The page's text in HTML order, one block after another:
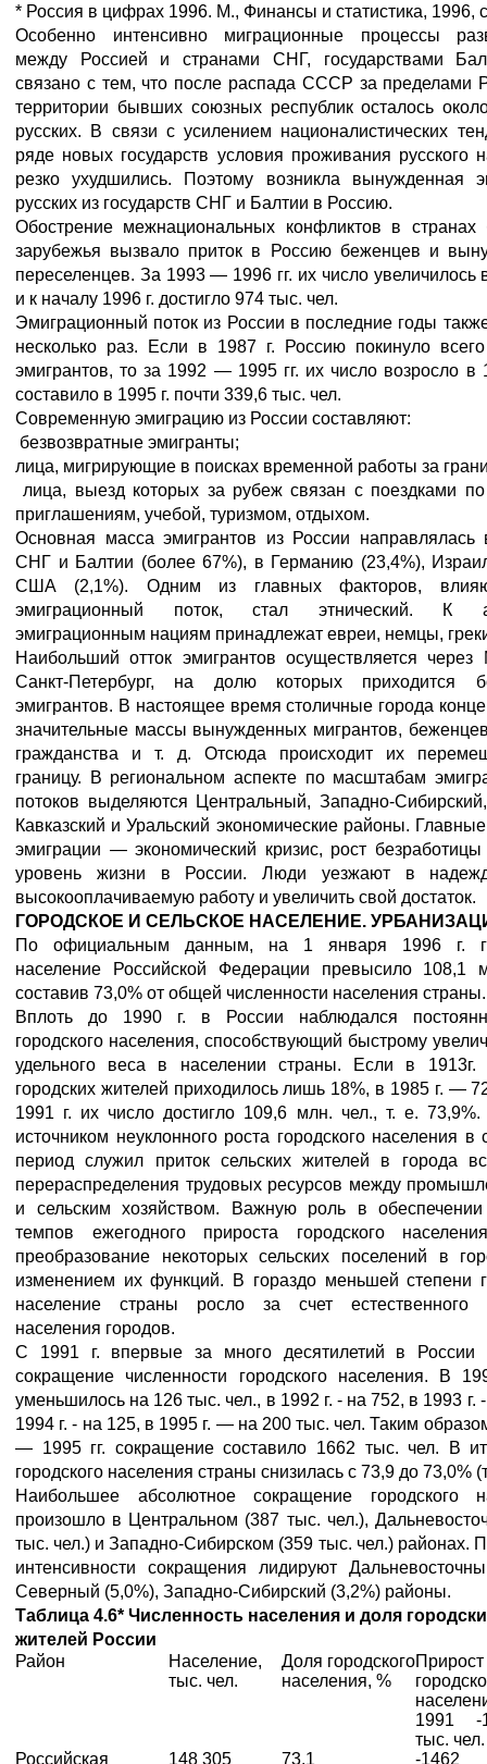
* Россия в цифрах 1996. М., Финансы и статистика, 1996,
Особенно интенсивно миграционные процессы
между Россией и странами СНГ, государствами
связано с тем, что после распада СССР за пределами
территории бывших союзных республик осталось
русских. В связи с усилением националистических
ряде новых государств условия проживания русского
резко ухудшились. Поэтому возникла вынужденная
русских из государств СНГ и Балтии в Россию.
Обострение межнациональных конфликтов в странах
зарубежья вызвало приток в Россию беженцев и
переселенцев. За 1993 — 1996 гг. их число увеличилось
и к началу 1996 г. достигло 974 тыс. чел.
Эмиграционный поток из России в последние годы
несколько раз. Если в 1987 г. Россию покинуло
эмигрантов, то за 1992 — 1995 гг. их число возросло в
составило в 1995 г. почти 339,6 тыс. чел.
Современную эмиграцию из России составляют:
безвозвратные эмигранты;
лица, мигрирующие в поисках временной работы за
лица, выезд которых за рубеж связан с поездками
приглашениям, учебой, туризмом, отдыхом.
Основная масса эмигрантов из России направлялась
СНГ и Балтии (более 67%), в Германию (23,4%),
США (2,1%). Одним из главных факторов,
эмиграционный поток, стал этнический. К
эмиграционным нациям принадлежат евреи, немцы,
Наибольший отток эмигрантов осуществляется через
Санкт-Петербург, на долю которых приходится
эмигрантов. В настоящее время столичные города
значительные массы вынужденных мигрантов,
гражданства и т. д. Отсюда происходит их
границу. В региональном аспекте по масштабам
потоков выделяются Центральный, Западно-
Кавказский и Уральский экономические районы.
эмиграции — экономический кризис, рост
уровень жизни в России. Люди уезжают в
высокооплачиваемую работу и увеличить свой достаток.
ГОРОДСКОЕ И СЕЛЬСКОЕ НАСЕЛЕНИЕ.
По официальным данным, на 1 января 1996 г.
население Российской Федерации превысило 108,1
составив 73,0% от общей численности населения страны.
Вплоть до 1990 г. в России наблюдался
городского населения, способствующий быстрому
удельного веса в населении страны. Если в
городских жителей приходилось лишь 18%, в 1985 г. —
1991 г. их число достигло 109,6 млн. чел., т. е.
источником неуклонного роста городского населения в
период служил приток сельских жителей в города
перераспределения трудовых ресурсов между
и сельским хозяйством. Важную роль в
темпов ежегодного прироста городского
преобразование некоторых сельских поселений в
изменением их функций. В гораздо меньшей степени
население страны росло за счет естественного
населения городов.
С 1991 г. впервые за много десятилетий в России
сокращение численности городского населения. В
уменьшилось на 126 тыс. чел., в 1992 г. - на 752, в 1993 г.
1994 г. - на 125, в 1995 г. — на 200 тыс. чел. Таким
— 1995 гг. сокращение составило 1662 тыс. чел. В
городского населения страны снизилась с 73,9 до 73,0%
Наибольшее абсолютное сокращение городского
произошло в Центральном (387 тыс. чел.),
тыс. чел.) и Западно-Сибирском (359 тыс. чел.) районах.
интенсивности сокращения лидируют
Северный (5,0%), Западно-Сибирский (3,2%) районы.
Таблица 4.6* Численность населения и доля
жителей России
Район
Население,
тыс. чел.
Доля городского
населения, %
Прирост
1991 -
тыс. чел.
Российская
148 305 73,1 -1462